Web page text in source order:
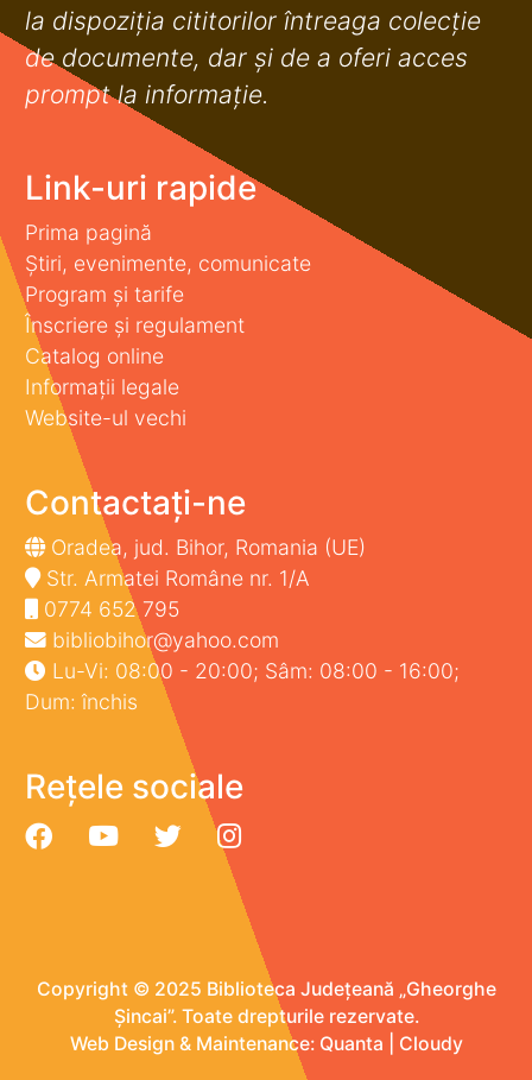
la dispoziţia cititorilor întreaga colecţie
de documente, dar şi de a oferi acces
prompt la informaţie.
Link-uri rapide
Prima pagină
Știri, evenimente, comunicate
Program și tarife
Înscriere și regulament
Catalog online
Informații legale
Website-ul vechi
Contactați-ne
Oradea, jud. Bihor, Romania (UE)
Str. Armatei Române nr. 1/A
0774 652 795
bibliobihor@yahoo.com
Lu-Vi: 08:00 - 20:00; Sâm: 08:00 - 16:00;
Dum: închis
Rețele sociale
Copyright © 2025 Biblioteca Județeană „Gheorghe
Șincai”. Toate drepturile rezervate.
Web Design & Maintenance: Quanta Cloudy